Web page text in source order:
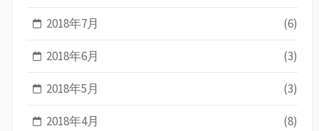
2018年7月 (6)
2018年6月 (3)
2018年5月 (3)
2018年4月 (8)